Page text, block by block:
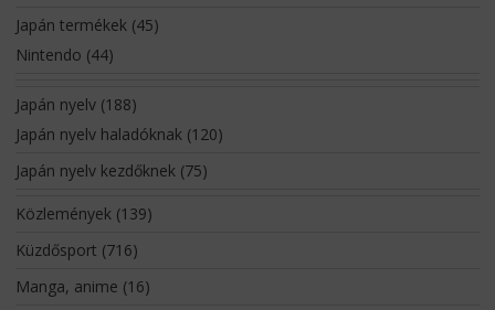
Japán termékek(45)
Nintendo (44)
Japán nyelv(188)
Japán nyelv haladóknak(120)
Japán nyelv kezdőknek(75)
Közlemények(139)
Küzdősport (716)
Manga, anime (16)